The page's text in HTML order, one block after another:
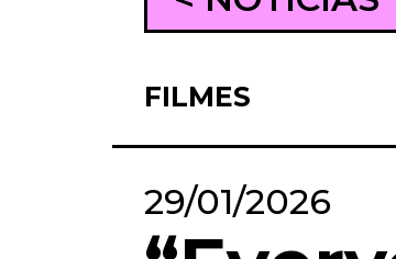
FILMES
29/01/2026